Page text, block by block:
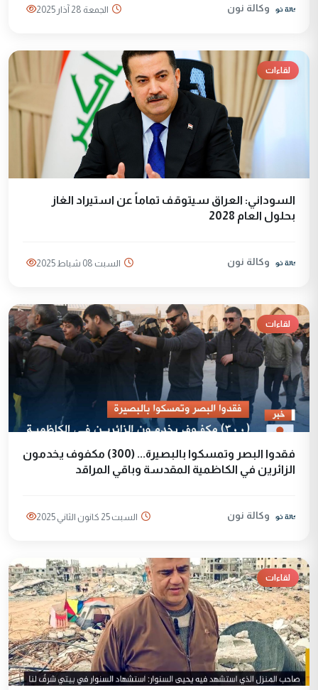
وكالة نون الجمعة 28 آذار 2025
لقاءات
السوداني: العراق سيتوقف تماماً عن استيراد الغاز
بحلول العام 2028
وكالة نون السبت 08 شباط 2025
لقاءات
فقدوا البصر وتمسكوا بالبصيرة... (300) مكفوف يخدمون
الزائرين في الكاظمية المقدسة وباقي المراقد
وكالة نون السبت 25 كانون الثاني 2025
لقاءات